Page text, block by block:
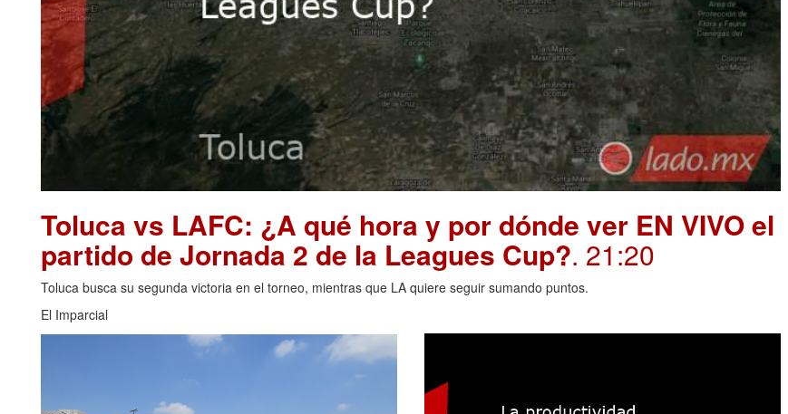
Toluca vs LAFC: ¿A qué hora y por dónde ver EN VIVO el
partido de Jornada 2 de la Leagues Cup?. 21:20
Toluca busca su segunda victoria en el torneo, mientras que LA quiere seguir sumando puntos.
El Imparcial